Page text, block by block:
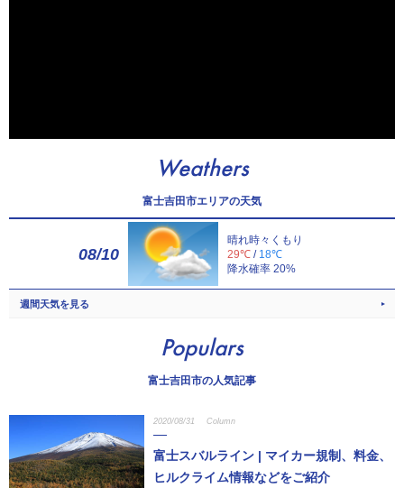
Weathers
富士吉田市エリアの天気
08/10
晴れ時々くもり
29℃ / 18℃
降水確率 20%
週間天気を見る
Populars
富士吉田市の人気記事
2020/08/31 Column
富士スバルライン | マイカー規制、料金、
ヒルクライム情報などをご紹介